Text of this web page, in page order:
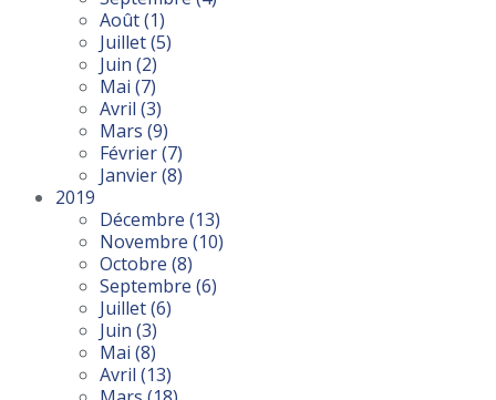
Août(1)
Juillet(5)
Juin (2)
Mai (7)
Avril (3)
Mars (9)
Février(7)
Janvier(8)
2019
Décembre (13)
Novembre (10)
Octobre (8)
Septembre (6)
Juillet(6)
Juin (3)
Mai (8)
Avril (13)